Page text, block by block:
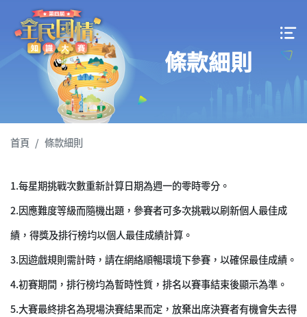
條款細則
首頁 條款細則
1.每星期挑戰次數重新計算日期為週一的零時零分。
2.因應難度等級而隨機出題，參賽者可多次挑戰以刷新個人最佳成
績，得獎及排行榜均以個人最佳成績計算。
3.因遊戲規則需計時，請在網絡順暢環境下參賽，以確保最佳成績。
4.初賽期間，排行榜均為暫時性質，排名以賽事結束後顯示為準。
5.大賽最終排名為現場決賽結果而定，放棄出席決賽者有機會失去得